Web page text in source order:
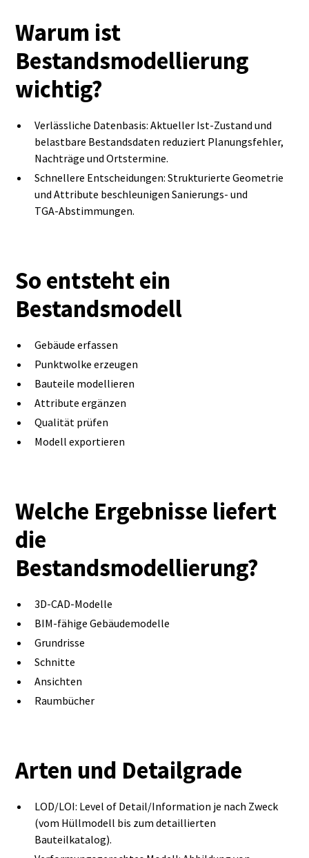
Warum ist
Bestandsmodellierung
wichtig?
Verlässliche Datenbasis: Aktueller Ist‑Zustand und
belastbare Bestandsdaten reduziert Planungsfehler,
Nachträge und Ortstermine.
Schnellere Entscheidungen: Strukturierte Geometrie
und Attribute beschleunigen Sanierungs- und
TGA‑Abstimmungen.
So entsteht ein
Bestandsmodell
Gebäude erfassen
Punktwolke erzeugen
Bauteile modellieren
Attribute ergänzen
Qualität prüfen
Modell exportieren
Welche Ergebnisse liefert
die
Bestandsmodellierung?
3D-CAD-Modelle
BIM-fähige Gebäudemodelle
Grundrisse
Schnitte
Ansichten
Raumbücher
Arten und Detailgrade
LOD/LOI: Level of Detail/Information je nach Zweck
(vom Hüllmodell bis zum detaillierten
Bauteilkatalog).